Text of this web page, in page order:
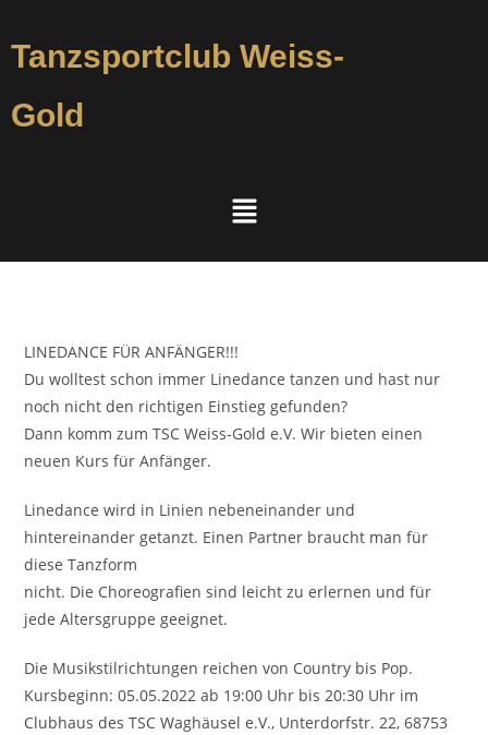
Tanzsportclub Weiss-
Gold
LINEDANCE FÜR ANFÄNGER!!!
Du wolltest schon immer Linedance tanzen und hast nur
noch nicht den richtigen Einstieg gefunden?
Dann komm zum TSC Weiss-Gold e.V. Wir bieten einen
neuen Kurs für Anfänger.
Linedance wird in Linien nebeneinander und
hintereinander getanzt. Einen Partner braucht man für
diese Tanzform
nicht. Die Choreografien sind leicht zu erlernen und für
jede Altersgruppe geeignet.
Die Musikstilrichtungen reichen von Country bis Pop.
Kursbeginn: 05.05.2022 ab 19:00 Uhr bis 20:30 Uhr im
Clubhaus des TSC Waghäusel e.V., Unterdorfstr. 22, 68753